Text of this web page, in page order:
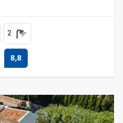
2
8,8